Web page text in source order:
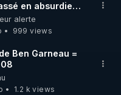
en absurdie
qui veut faire
!
alerte
999 views
Ben Garneau =
1.2 k views